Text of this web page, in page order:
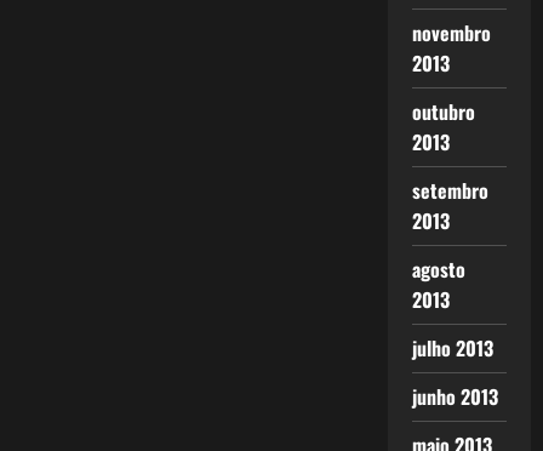
novembro
2013
outubro
2013
setembro
2013
agosto
2013
julho 2013
junho 2013
maio 2013